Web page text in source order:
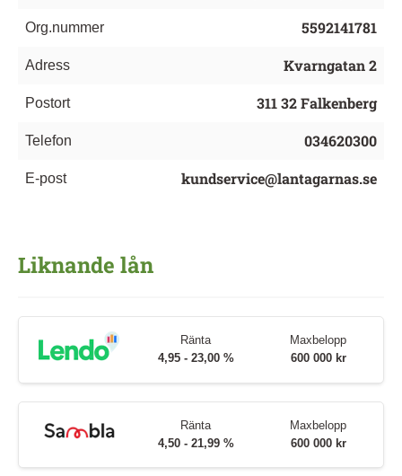
Org.nummer 5592141781
Adress Kvarngatan 2
Postort 311 32 Falkenberg
Telefon 034620300
E-post kundservice@lantagarnas.se
Liknande lån
Ränta
4,95 - 23,00 %
Maxbelopp
600 000 kr
Ränta
4,50 - 21,99 %
Maxbelopp
600 000 kr